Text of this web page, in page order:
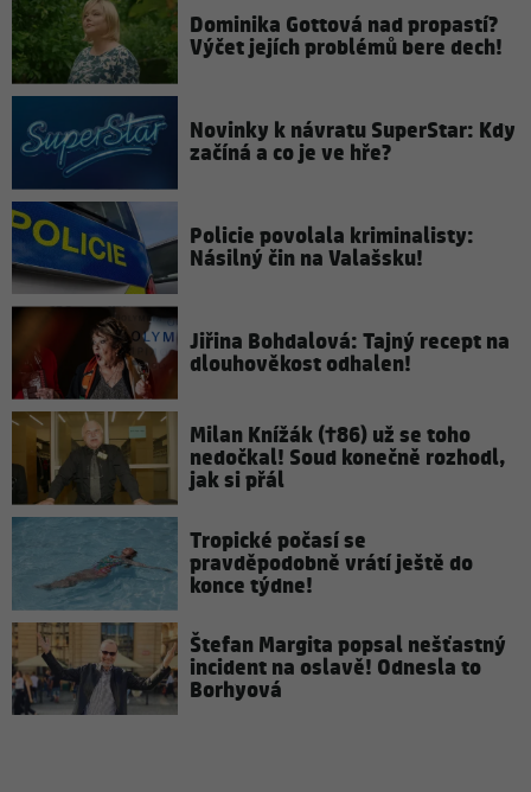
Dominika Gottová nad propastí?
Výčet jejích problémů bere dech!
Novinky k návratu SuperStar: Kdy
začíná a co je ve hře?
Policie povolala kriminalisty:
Násilný čin na Valašsku!
Jiřina Bohdalová: Tajný recept na
dlouhověkost odhalen!
Milan Knížák (†86) už se toho
nedočkal! Soud konečně rozhodl,
jak si přál
Tropické počasí se
pravděpodobně vrátí ještě do
konce týdne!
Štefan Margita popsal nešťastný
incident na oslavě! Odnesla to
Borhyová